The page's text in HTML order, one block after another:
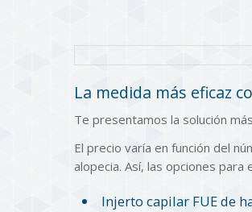
La medida más eficaz
Te presentamos la solución
El precio varía en función del
alopecia. Así, las opciones para
Injerto capilar FUE de